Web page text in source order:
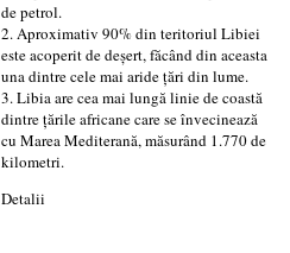
de petrol.
2. Aproximativ 90% din teritoriul Libiei
este acoperit de deșert, făcând din aceasta
una dintre cele mai aride țări din lume.
3. Libia are cea mai lungă linie de coastă
dintre țările africane care se învecinează
cu Marea Mediterană, măsurând 1.770 de
kilometri.
Detalii